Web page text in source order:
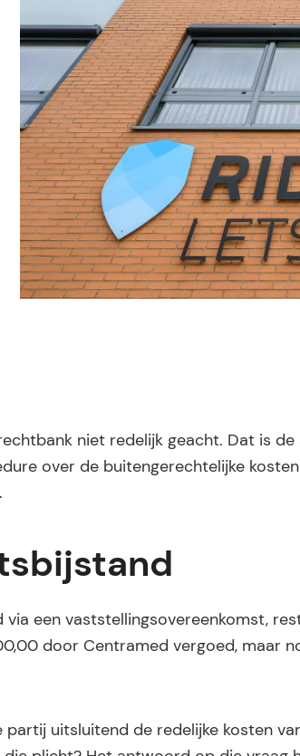
niet redelijk geacht. Dat is de
over de buitengerechtelijke
een vaststellingsovereenkomst,
door Centramed vergoed, maar
uitsluitend de redelijke kosten